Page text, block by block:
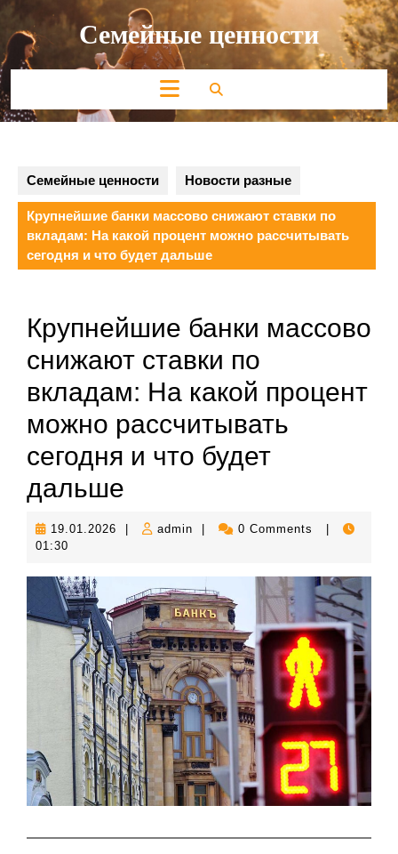
Перейти
содержимому Семейные ценности
Кнопка
Открыть
Семейные ценности Новости разные
Крупнейшие банки массово снижают ставки по
вкладам: На какой процент можно рассчитывать
сегодня и что будет дальше
Крупнейшие банки массово
снижают ставки по
вкладам: На какой процент
можно рассчитывать
сегодня и что будет
дальше
19.01.2026 19.01.2026
admin admin 0 Comments
01:30